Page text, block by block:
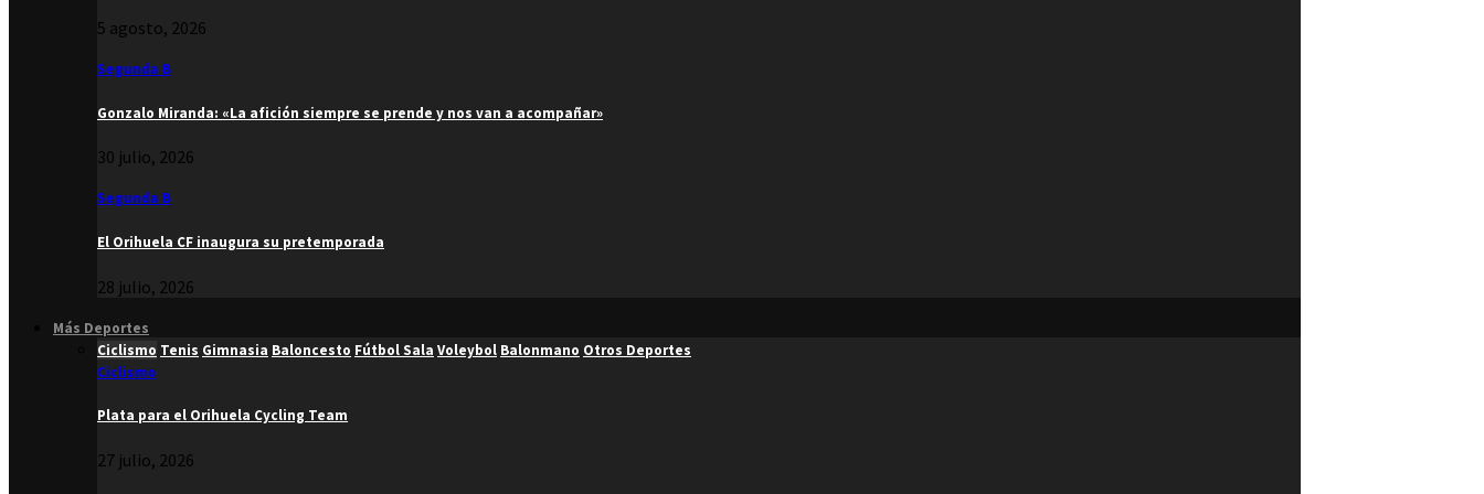
5 agosto, 2026
Segunda B
Gonzalo Miranda: «La afición siempre se prende y nos van a acompañar»
30 julio, 2026
Segunda B
El Orihuela CF inaugura su pretemporada
28 julio, 2026
Más Deportes
Ciclismo Tenis Gimnasia Baloncesto Fútbol Sala Voleybol Balonmano Otros Deportes
Ciclismo
Plata para el Orihuela Cycling Team
27 julio, 2026